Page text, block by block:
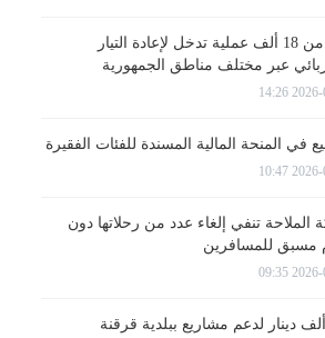
أكثر من 18 ألف عملية تدخل لإعادة التيار
عبر مختلف مناطق الجمهورية
2026-
في المنحة المالية المسندة للفئات الفقيرة
2026-
الملاحة تنفي إلغاء عدد من رحلاتها دون
مسبق للمسافرين
2026-